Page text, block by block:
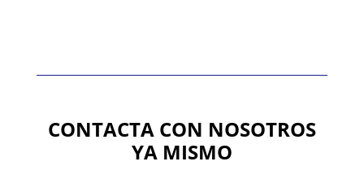
CONTACTA CON NOSOTROS
YA MISMO